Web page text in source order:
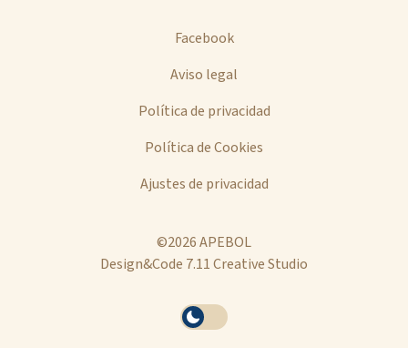
Facebook
Aviso legal
Política de privacidad
Política de Cookies
Ajustes de privacidad
©2026 APEBOL
Design&Code 7.11 Creative Studio
Activar